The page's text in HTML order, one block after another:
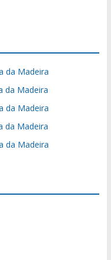
da Madeira
da Madeira
da Madeira
da Madeira
da Madeira